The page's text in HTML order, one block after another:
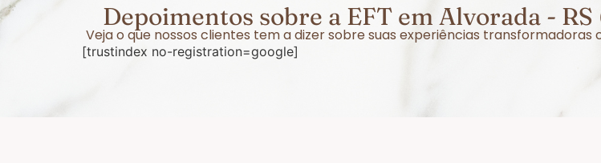
Depoimentos sobre a EFT em Alvorada -
Veja o que nossos clientes tem a dizer sobre suas experiências
[trustindex no-registration=google]